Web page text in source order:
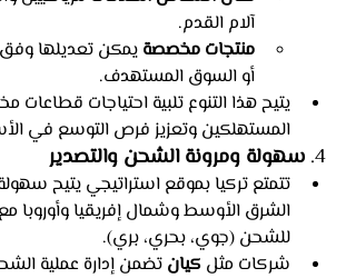
آلام القدم.
منتجات مخصصة يمكن تعديلها وفق
أو السوق المستهدف.
يتيح هذا التنوع تلبية احتياجات قطاعات
المستهلكين وتعزيز فرص التوسع في
4. سهولة ومرونة الشحن والتصدير
تتمتع تركيا بموقع استراتيجي يتيح
الشرق الأوسط وشمال إفريقيا وأوروبا
للشحن (جوي، بحري، بري).
شركات مثل كيان تضمن إدارة عملية